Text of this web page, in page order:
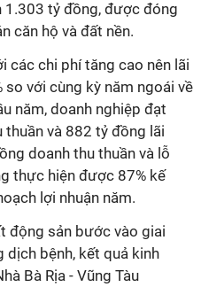
1.303 tỷ đồng, được đóng
căn hộ và đất nền.
các chi phí tăng cao nên lãi
với cùng kỳ năm ngoái về
năm, doanh nghiệp đạt
và 882 tỷ đồng lãi
doanh thu thuần và lỗ
thực hiện được 87% kế
lợi nhuận năm.
động sản bước vào giai
dịch bệnh, kết quả kinh
Bà Rịa - Vũng Tàu